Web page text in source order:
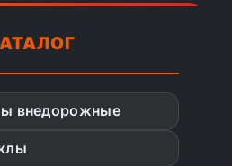
внедорожные